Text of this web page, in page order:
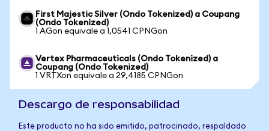
First Majestic Silver (Ondo Tokenized) a Coupang
(Ondo Tokenized)
1 AGon equivale a 1,0541 CPNGon
Vertex Pharmaceuticals (Ondo Tokenized) a
Coupang (Ondo Tokenized)
1 VRTXon equivale a 29,4185 CPNGon
Descargo de responsabilidad
Este producto no ha sido emitido, patrocinado, respaldado